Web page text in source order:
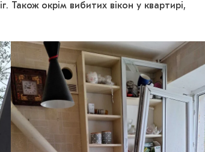
Також окрім вибитих вікон у квартирі,